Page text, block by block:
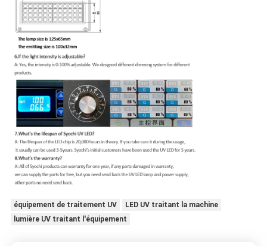
équipement de traitement UV
LED UV traitant la machine
lumière UV traitant l'équipement